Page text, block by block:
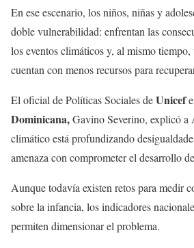
En ese escenario, los niños, niñas y
doble vulnerabilidad: enfrentan las
los eventos climáticos y, al mismo
cuentan con menos recursos para
El oficial de Políticas Sociales deUnicef
Dominicana,Gavino Severino, explicó a
climático está profundizando
amenaza con comprometer el desarrollo
Aunque todavía existen retos para medir
sobre la infancia, los indicadores
permiten dimensionar el problema.